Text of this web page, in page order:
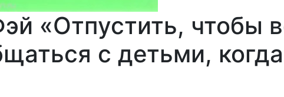
«Отпустить, чтобы
с детьми,